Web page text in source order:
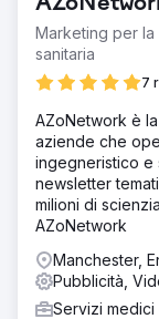
Marketing per
sanitaria
7
AZoNetwork è
aziende che
ingegneristico e
newsletter
milioni di
AZoNetwork
Manchester,
Pubblicità,
Servizi medici